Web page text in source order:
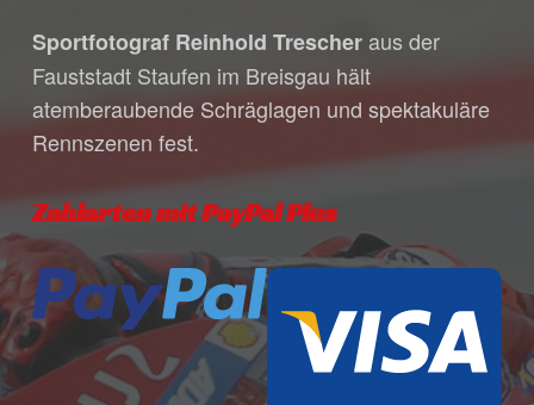
Zahlungsmodalitäten während unserer
Bürozeiten. Bitte habe dafür Verständnis,
dass unser Öffnungszeiten in den
Sommermonaten variieren, da wir häufig
sind.
Sportfotograf Reinhold Trescheraus der
Fauststadt Staufen im Breisgau hält
atemberaubende Schräglagen und spektakuläre
Rennszenen fest.
Zahlarten mit PayPal Plus